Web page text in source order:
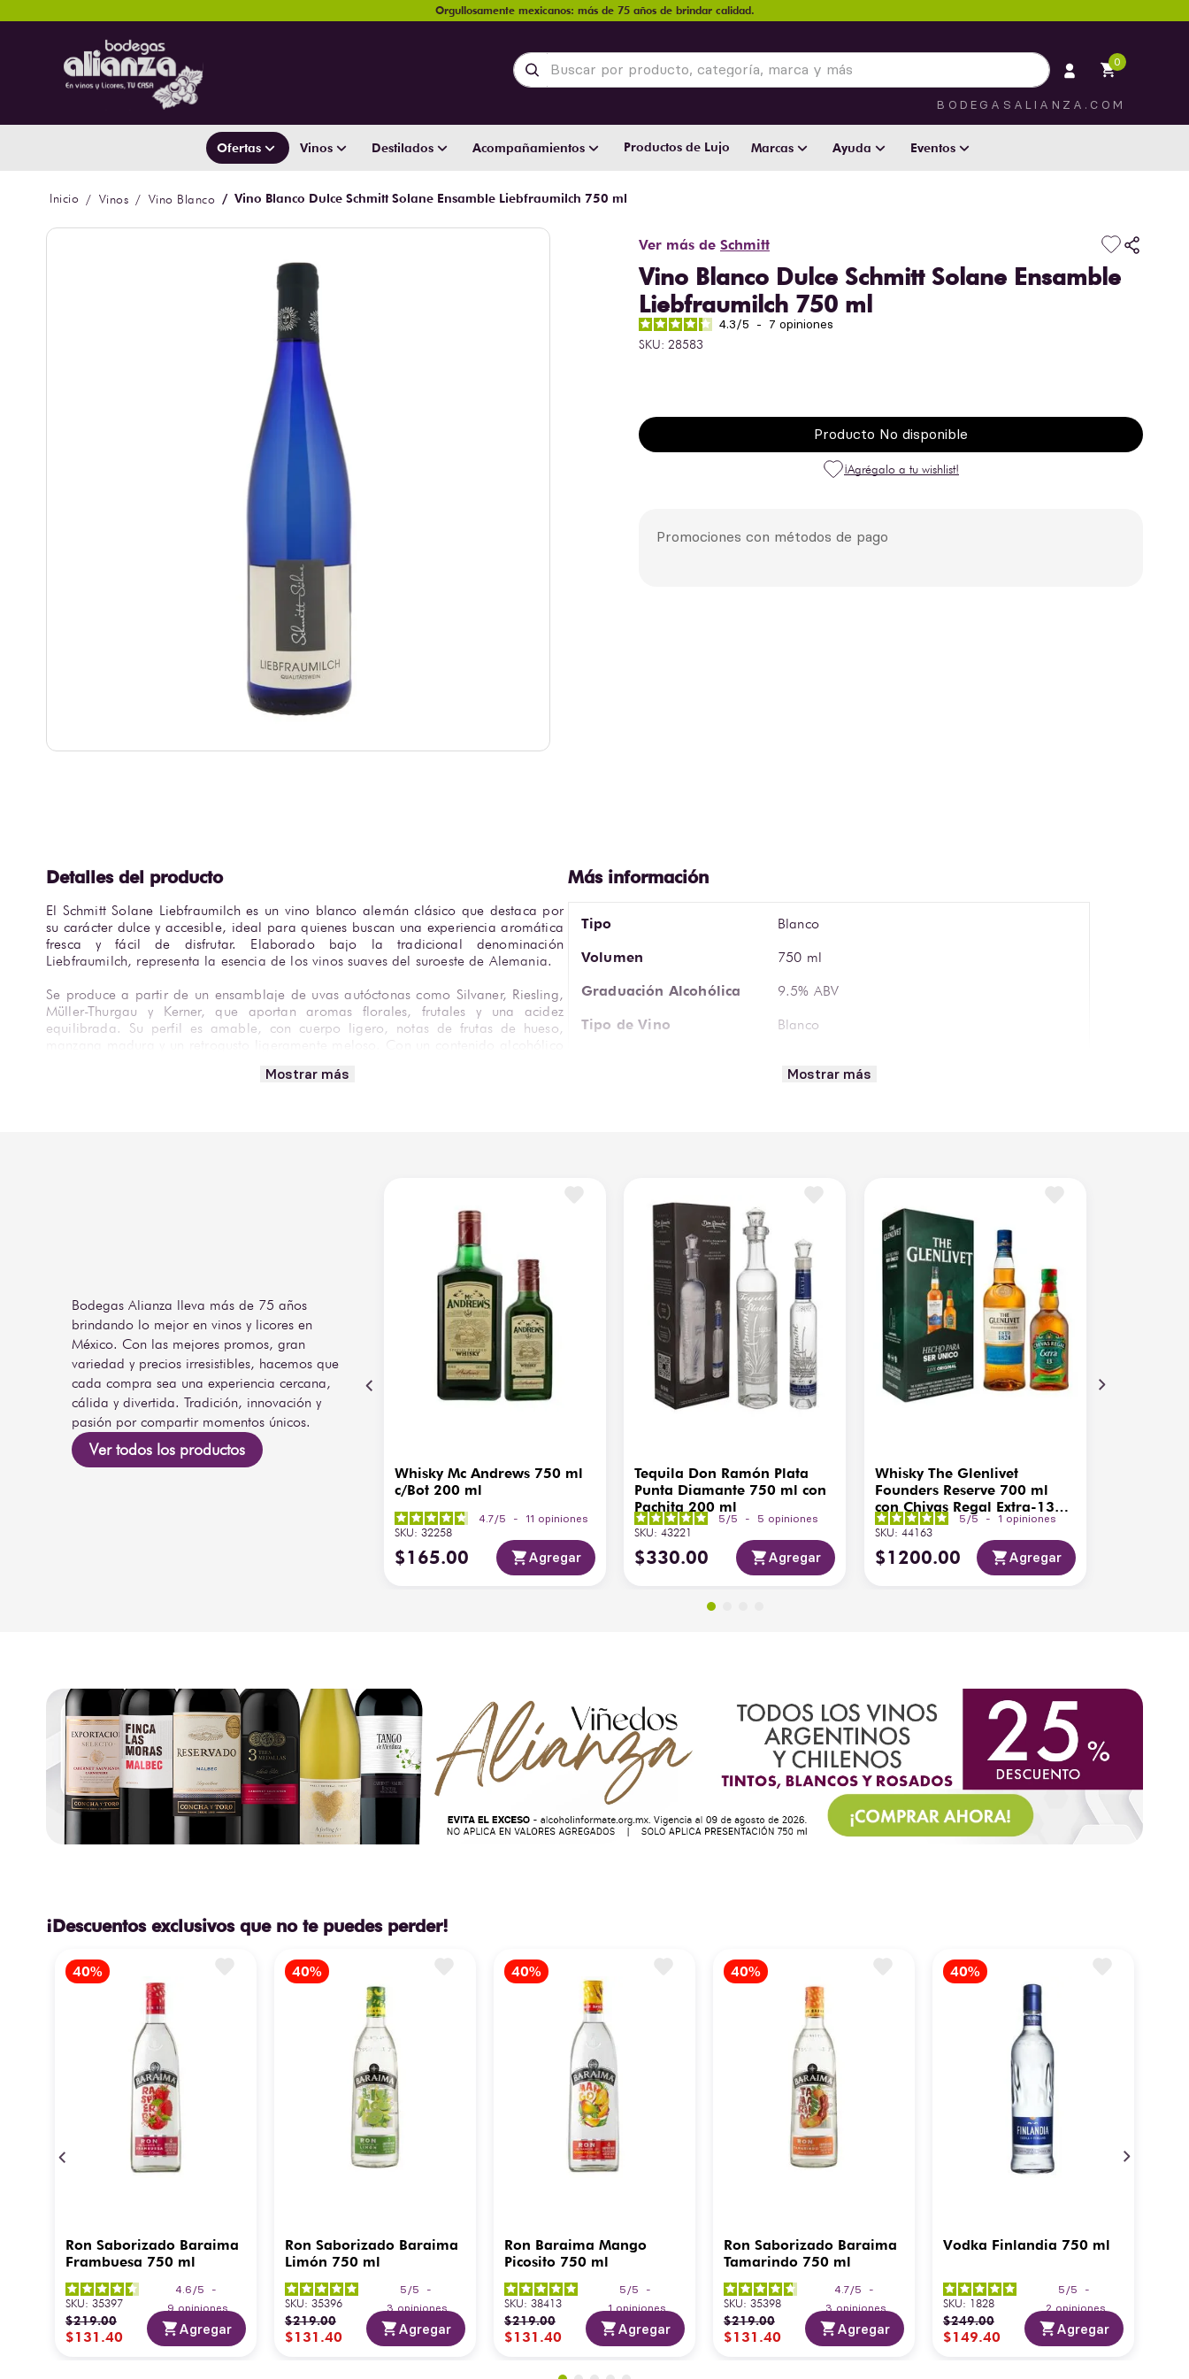
Orgullosamente mexicanos: más de 75 años de brindar calidad.
Buscar por producto, categoría, marca y más 0
BODEGASALIANZA.COM
Ofertas Vinos Destilados Acompañamientos Productos de Lujo Marcas Ayuda Eventos
Vinos Vino Blanco Vino Blanco Dulce Schmitt Solane Ensamble Liebfraumilch 750 ml
Ver más de Schmitt
Vino Blanco Dulce Schmitt Solane Ensamble
Liebfraumilch 750 ml
4.3/5 - 7 opiniones
SKU: 28583
Producto No disponible
Promociones con métodos de pago
El Schmitt Solane Liebfraumilch es un vino blanco alemán clásico que destaca por
su carácter dulce y accesible, ideal para quienes buscan una experiencia aromática
fresca y fácil de disfrutar. Elaborado bajo la tradicional denominación
Liebfraumilch, representa la esencia de los vinos suaves del suroeste de Alemania.
Se produce a partir de un ensamblaje de uvas autóctonas como Silvaner, Riesling,
Müller-Thurgau y Kerner, que aportan aromas florales, frutales y una acidez
equilibrada. Su perfil es amable, con cuerpo ligero, notas de frutas de hueso,
manzana madura y un retrogusto ligeramente meloso. Con un contenido alcohólico
Mostrar más
Tipo Blanco
Volumen 750 ml
Graduación Alcohólica 9.5% ABV
Tipo de Vino Blanco
Gusto y Retrogusto Dulce, fresco y con retrogusto meloso
Tipo de Barrica NA
Temperatura de Servicio 8°C - 10°C
País de Origen Alemania
Mostrar más
Bodegas Alianza lleva más de 75 años
brindando lo mejor en vinos y licores en
México. Con las mejores promos, gran
variedad y precios irresistibles, hacemos que
cada compra sea una experiencia cercana,
cálida y divertida. Tradición, innovación y
pasión por compartir momentos únicos.
Ver todos los productos
Whisky Mc Andrews 750 ml
c/Bot 200 ml
4.7/5 - 11 opiniones
SKU: 32258
$165.00 Agregar
Tequila Don Ramón Plata
Punta Diamante 750 ml con
Pachita 200 ml
5 /5 - 5 opiniones
SKU:43221
$330.00 Agregar
Whisky The Glenlivet
Founders Reserve 700 ml
con Chivas Regal Extra-13
200ml
5 /5 - 1 opiniones
SKU:44163
$1200.00 Agregar
¡Descuentos exclusivos que no te puedes perder!
Ron Saborizado Baraima
Frambuesa 750 ml
4.6 /5
-
9 opiniones
SKU: 35397
$219.00
$131 .40 Agregar
Ron Saborizado Baraima
Limón 750 ml
5 /5
-
3 opiniones
SKU: 35396
$219.00
$131 .40 Agregar
Ron Baraima Mango
Picosito 750 ml
5 /5
-
1 opiniones
SKU: 38413
$219.00
$131 .40 Agregar
Ron Saborizado Baraima
Tamarindo 750 ml
4.7/5
-
3 opiniones
SKU: 35398
$219.00
$131 .40 Agregar
Vodka Finlandia 750 ml
5 /5
-
2 opiniones
SKU: 1828
$249.00
$149.40 Agregar